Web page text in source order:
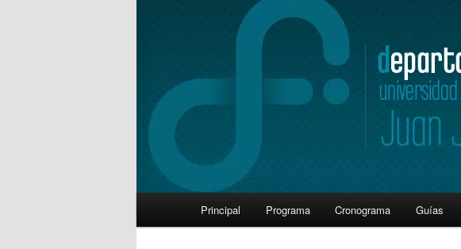
Skip
Skip
Principal Programa Cronograma Guías